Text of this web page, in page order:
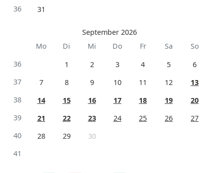
36
31
September 2026
Mo
Di Mi Do Fr Sa
So
36
1 2 3 4 5
6
37
7 8 9 10 11 12
13
38
14 15 16 17 18 19
20
39
21 22 23 24 25 26
27
40
28 29
30
41